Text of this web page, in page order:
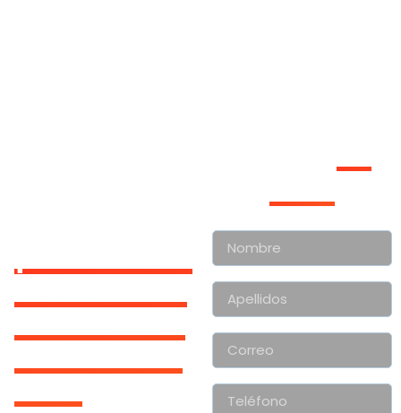
¡REGÍSTRATE
Y PARTICIPA
EN NUESTRO
INSTAGRAM
LIVE!
tus
datos